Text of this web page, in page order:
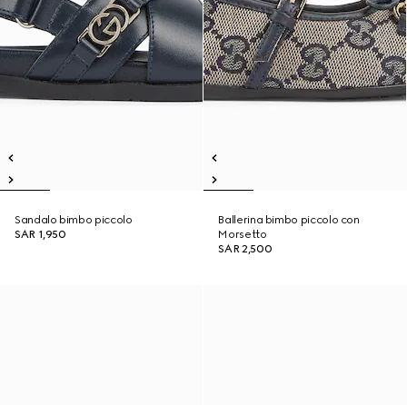
Sandalo bimbo piccolo
SAR 1,950
Ballerina bimbo piccolo con
Morsetto
SAR 2,500